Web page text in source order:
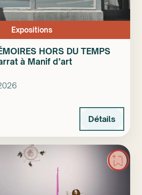
Expositions
HORS DU TEMPS
à Manif d’art
Détails